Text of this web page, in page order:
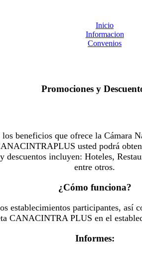
Inicio
Informacion
Convenios
Promociones y
beneficios que ofrece la Cámara
usted podrá
incluyen: Hoteles,
entre otros.
¿Cómo funciona?
establecimientos participantes, así
CANACINTRA PLUS en el
Informes: